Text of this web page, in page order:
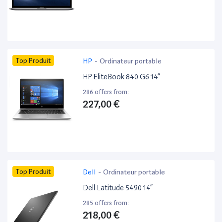
Top Produit HP - Ordinateur portable
HP EliteBook 840 G6 14”
286 offers from:
227,00 €
Top Produit Dell - Ordinateur portable
Dell Latitude 5490 14”
285 offers from:
218,00 €